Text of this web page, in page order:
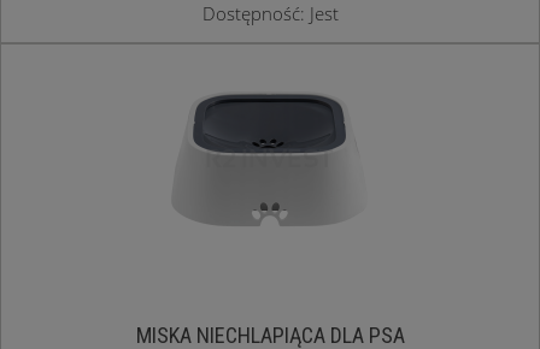
Dostępność: Jest
MISKA NIECHLAPIĄCA DLA PSA